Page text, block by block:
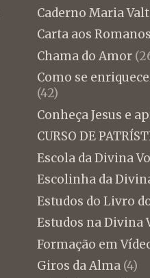
Caderno Maria
Carta aos Romanos
Chama do Amor
Como se
(42)
Conheça Jesus e
CURSO DE
Escola da Divina
Escolinha da
Estudos do Livro
Estudos na Divina
Formação em
Giros da Alma(4)